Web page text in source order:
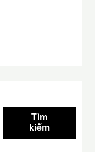
Tìm
kiếm